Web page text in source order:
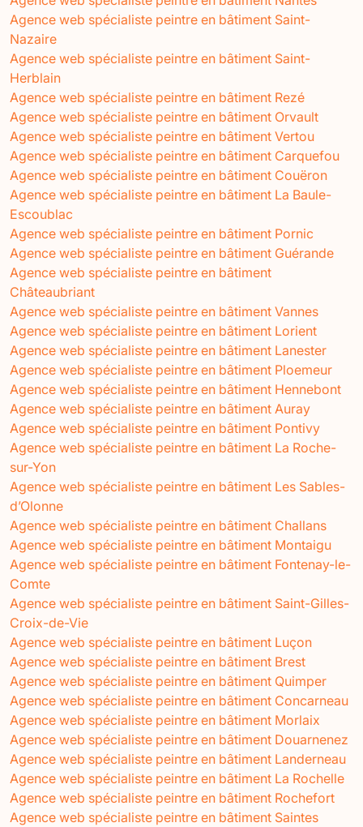
Agence web spécialiste peintre en bâtiment Saint-
Nazaire
Agence web spécialiste peintre en bâtiment Saint-
Herblain
Agence web spécialiste peintre en bâtiment Rezé
Agence web spécialiste peintre en bâtiment Orvault
Agence web spécialiste peintre en bâtiment Vertou
Agence web spécialiste peintre en bâtiment Carquefou
Agence web spécialiste peintre en bâtiment Couëron
Agence web spécialiste peintre en bâtiment La Baule-
Escoublac
Agence web spécialiste peintre en bâtiment Pornic
Agence web spécialiste peintre en bâtiment Guérande
Agence web spécialiste peintre en bâtiment
Châteaubriant
Agence web spécialiste peintre en bâtiment Vannes
Agence web spécialiste peintre en bâtiment Lorient
Agence web spécialiste peintre en bâtiment Lanester
Agence web spécialiste peintre en bâtiment Ploemeur
Agence web spécialiste peintre en bâtiment Hennebont
Agence web spécialiste peintre en bâtiment Auray
Agence web spécialiste peintre en bâtiment Pontivy
Agence web spécialiste peintre en bâtiment La Roche-
sur-Yon
Agence web spécialiste peintre en bâtiment Les Sables-
d’Olonne
Agence web spécialiste peintre en bâtiment Challans
Agence web spécialiste peintre en bâtiment Montaigu
Agence web spécialiste peintre en bâtiment Fontenay-le-
Comte
Agence web spécialiste peintre en bâtiment Saint-Gilles-
Croix-de-Vie
Agence web spécialiste peintre en bâtiment Luçon
Agence web spécialiste peintre en bâtiment Brest
Agence web spécialiste peintre en bâtiment Quimper
Agence web spécialiste peintre en bâtiment Concarneau
Agence web spécialiste peintre en bâtiment Morlaix
Agence web spécialiste peintre en bâtiment Douarnenez
Agence web spécialiste peintre en bâtiment Landerneau
Agence web spécialiste peintre en bâtiment La Rochelle
Agence web spécialiste peintre en bâtiment Rochefort
Agence web spécialiste peintre en bâtiment Saintes